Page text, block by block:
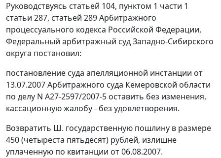
Руководствуясь статьей 104, пунктом 1 части 1
статьи 287, статьей 289Арбитражного
процессуального кодекса Российской Федерации,
Федеральный арбитражный суд Западно-Сибирского
округа постановил:
постановление суда апелляционной инстанции от
13.07.2007 Арбитражного суда Кемеровской области
по делу N А27-2597/2007-5 оставить без изменения,
кассационную жалобу - без удовлетворения.
Возвратить Ш. государственную пошлину в размере
450 (четыреста пятьдесят) рублей, излишне
уплаченную по квитанции от 06.08.2007.